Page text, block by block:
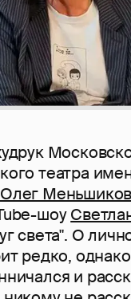
театра
Олег Меньшиков
шоу
света". О
редко,
и